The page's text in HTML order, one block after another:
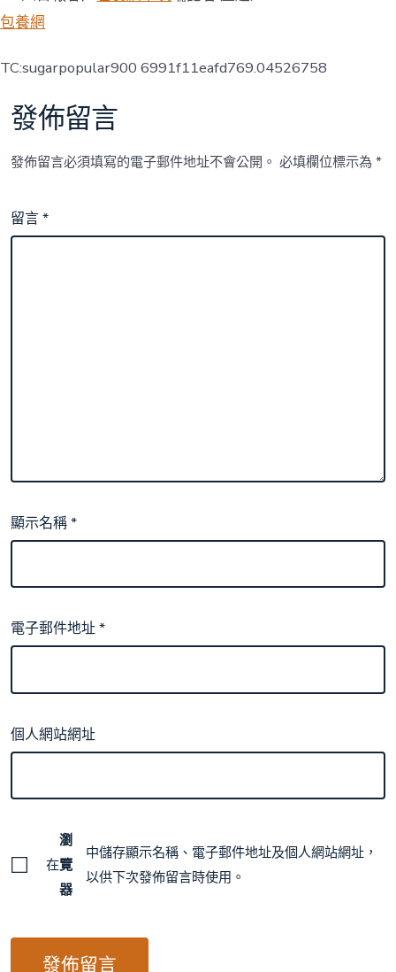
包養網
TC:sugarpopular900 6991f11eafd769.04526758
發佈留言
發佈留言必須填寫的電子郵件地址不會公開。 必填欄位標示為*
留言*
顯示名稱*
電子郵件地址*
個人網站網址
在
瀏
覽
器
中儲存顯示名稱、電子郵件地址及個人網站網址，
以供下次發佈留言時使用。